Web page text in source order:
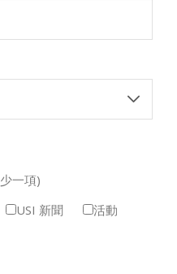
一項)
USI 新聞 活動